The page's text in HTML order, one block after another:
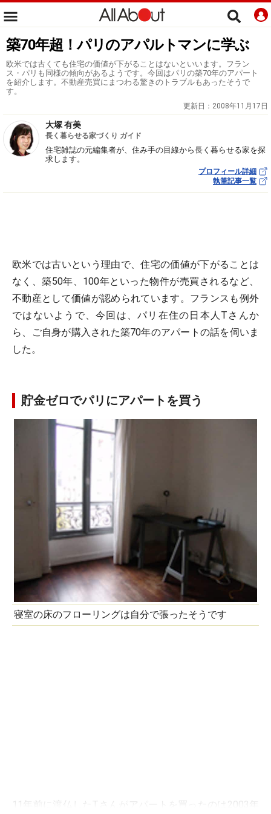
築70年超！パリのアパルトマンに学ぶ
欧米では古くても住宅の価値が下がることはないといいます。フラン
ス・パリも同様の傾向があるようです。今回はパリの築70年のアパート
を紹介します。不動産売買にまつわる驚きのトラブルもあったそうで
す。
更新日： 2008年11月17日
大塚 有美
長く暮らせる家づくり ガイド
住宅雑誌の元編集者が、住み手の目線から長く暮らせる家を探
求します。
プロフィール詳細
執筆記事一覧
欧米では古いという理由で、住宅の価値が下がることは
なく、築50年、100年といった物件が売買されるなど、
不動産として価値が認められています。フランスも例外
ではないようで、今回は、パリ在住の日本人Tさんか
ら、ご自身が購入された築70年のアパートの話を伺いま
した。
貯金ゼロでパリにアパートを買う
寝室の床のフローリングは自分で張ったそうです
11年前に渡仏したTさんがアパートを買ったのは2003年